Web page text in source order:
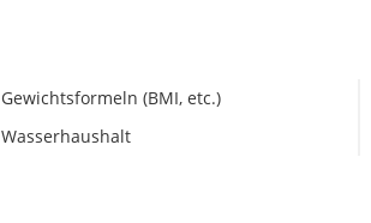
Gewichtsformeln (BMI, etc.)
Wasserhaushalt